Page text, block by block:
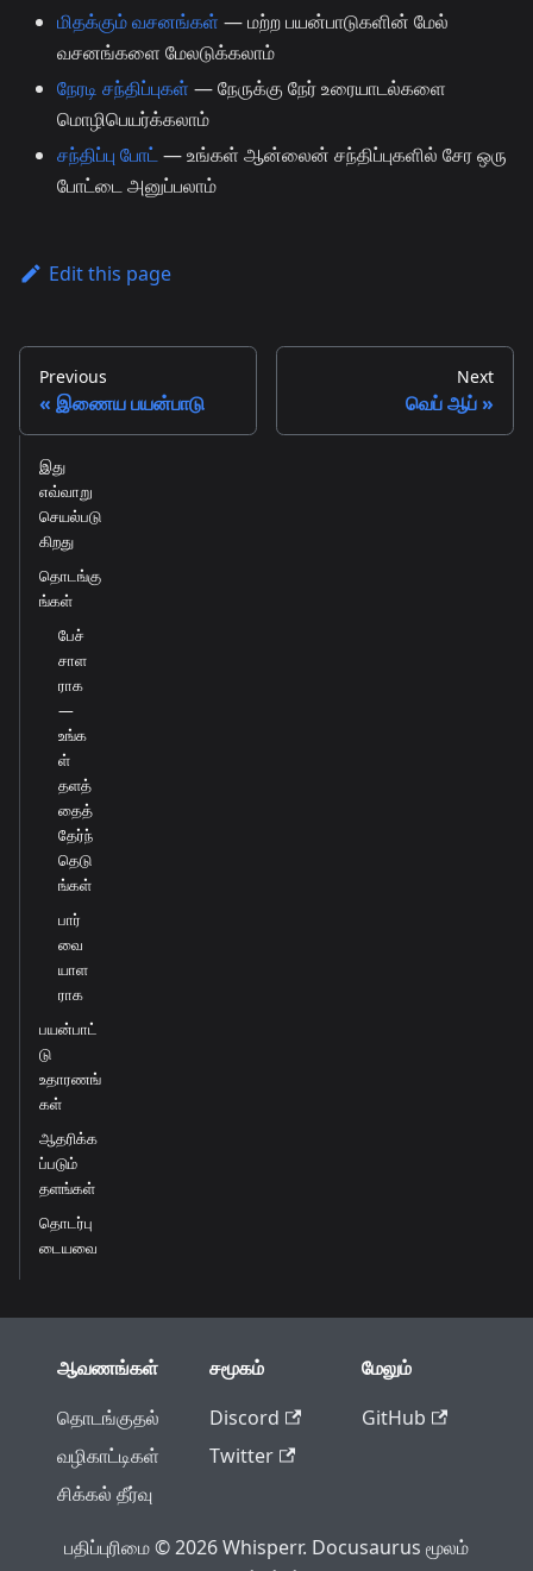
மிதக்கும் வசனங்கள் — மற்ற பயன்பாடுகளின் மேல்
வசனங்களை மேலடுக்கலாம்
நேரடி சந்திப்புகள் — நேருக்கு நேர் உரையாடல்களை
மொழிபெயர்க்கலாம்
சந்திப்பு போட்— உங்கள் ஆன்லைன் சந்திப்புகளில் சேர ஒரு
போட்டை அனுப்பலாம்
Edit this page
Previous
இணைய பயன்பாடு
Next
வெப் ஆப்
இது
எவ்வாறு
செயல்படு
கிறது
தொடங்கு
ங்கள்
பேச்
சாள
ராக
—
உங்க
ள்
தளத்
தைத்
தேர்ந்
தெடு
ங்கள்
பார்
வை
யாள
ராக
பயன்பாட்
டு
உதாரணங்
கள்
ஆதரிக்க
ப்படும்
தளங்கள்
தொடர்பு
டையவை
ஆவணங்கள்
தொடங்குதல்
வழிகாட்டிகள்
சிக்கல் தீர்வு
சமூகம்
Discord
Twitter
மேலும்
GitHub
பதிப்புரிமை © 2026 Whisperr. Docusaurus மூலம்